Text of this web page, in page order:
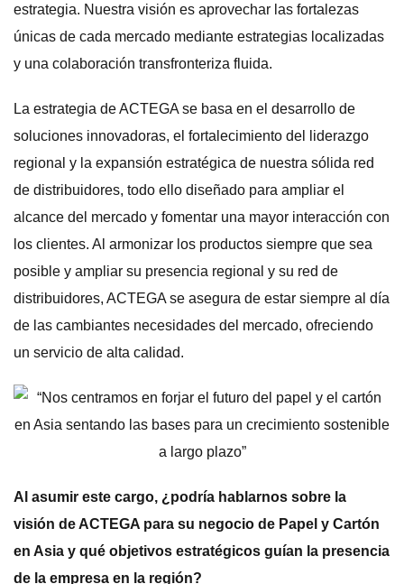
estrategia. Nuestra visión es aprovechar las fortalezas
únicas de cada mercado mediante estrategias localizadas
y una colaboración transfronteriza fluida.
La estrategia de ACTEGA se basa en el desarrollo de
soluciones innovadoras, el fortalecimiento del liderazgo
regional y la expansión estratégica de nuestra sólida red
de distribuidores, todo ello diseñado para ampliar el
alcance del mercado y fomentar una mayor interacción con
los clientes. Al armonizar los productos siempre que sea
posible y ampliar su presencia regional y su red de
distribuidores, ACTEGA se asegura de estar siempre al día
de las cambiantes necesidades del mercado, ofreciendo
un servicio de alta calidad.
Al asumir este cargo, ¿podría hablarnos sobre la
visión de ACTEGA para su negocio de Papel y Cartón
en Asia y qué objetivos estratégicos guían la presencia
de la empresa en la región?